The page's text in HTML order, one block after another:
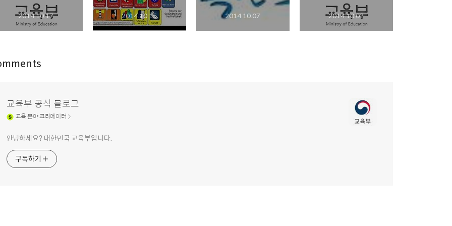
2014.10.17 2014.10.15 2014.10.07 2014.10.02
교육부 공식 블로그
교육분야 크리에이터
안녕하세요? 대한민국 교육부입니다.
구독하기